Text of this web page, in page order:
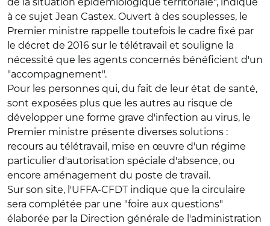
à ce sujet Jean Castex. Ouvert à des souplesses, le
Premier ministre rappelle toutefois le cadre fixé par
le décret de 2016 sur le télétravail et souligne la
nécessité que les agents concernés bénéficient d'un
"accompagnement".
Pour les personnes qui, du fait de leur état de santé,
sont exposées plus que les autres au risque de
développer une forme grave d'infection au virus, le
Premier ministre présente diverses solutions :
recours au télétravail, mise en œuvre d'un régime
particulier d'autorisation spéciale d'absence, ou
encore aménagement du poste de travail.
Sur son site, l'UFFA-CFDT indique que la circulaire
sera complétée par une "foire aux questions"
élaborée par la Direction générale de l'administration